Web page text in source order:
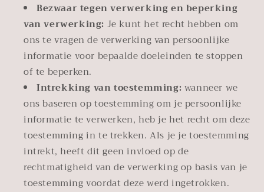
Bezwaar tegen verwerking en beperking
van verwerking: Je kunt het recht hebben om
ons te vragen de verwerking van persoonlijke
informatie voor bepaalde doeleinden te stoppen
of te beperken.
Intrekking van toestemming:wanneer we
ons baseren op toestemming om je persoonlijke
informatie te verwerken, heb je het recht om deze
toestemming in te trekken. Als je je toestemming
intrekt, heeft dit geen invloed op de
rechtmatigheid van de verwerking op basis van je
toestemming voordat deze werd ingetrokken.